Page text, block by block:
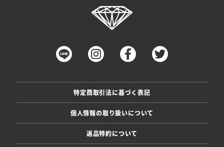
特定商取引法に基づく表記
個人情報の取り扱いについて
返品特約について